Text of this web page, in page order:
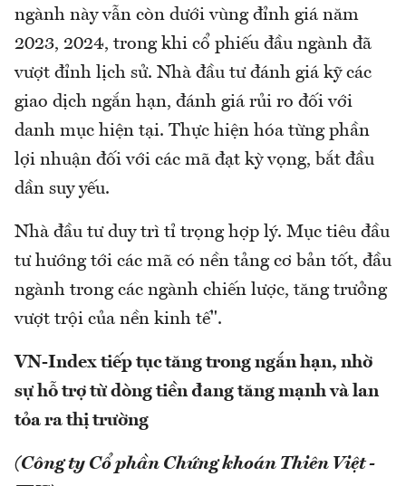
ngành này vẫn còn dưới vùng đỉnh giá năm
2023, 2024, trong khi cổ phiếu đầu ngành đã
vượt đỉnh lịch sử. Nhà đầu tư đánh giá kỹ các
giao dịch ngắn hạn, đánh giá rủi ro đối với
danh mục hiện tại. Thực hiện hóa từng phần
lợi nhuận đối với các mã đạt kỳ vọng, bắt đầu
dần suy yếu.
Nhà đầu tư duy trì tỉ trọng hợp lý. Mục tiêu đầu
tư hướng tới các mã có nền tảng cơ bản tốt, đầu
ngành trong các ngành chiến lược, tăng trưởng
vượt trội của nền kinh tế".
VN-Index tiếp tục tăng trong ngắn hạn, nhờ
sự hỗ trợ từ dòng tiền đang tăng mạnh và lan
tỏa ra thị trường
(Công ty Cổ phần Chứng khoán Thiên Việt -